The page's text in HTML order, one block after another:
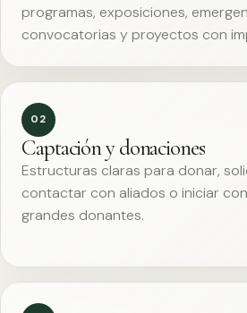
programas, exposiciones,
convocatorias y proyectos con
02
Captación y donaciones
Estructuras claras para donar,
contactar con aliados o iniciar
grandes donantes.